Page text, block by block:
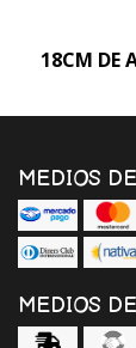
18CM DE
MEDIOS
MEDIOS